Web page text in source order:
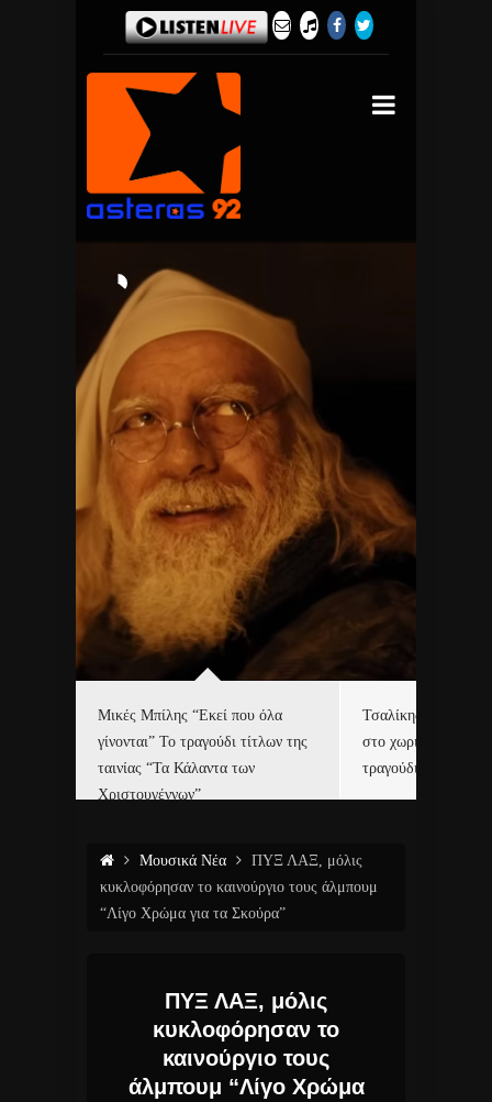
Μικές Μπίλης “Εκεί που όλα
γίνονται” Το τραγούδι τίτλων της
ταινίας “Τα Κάλαντα των
Χριστουγέννων”
Τσαλίκης,
στο χωριό του Άι
τραγούδι και video
Μουσικά Νέα
ΠΥΞ ΛΑΞ, μόλις
κυκλοφόρησαν το καινούργιο τους άλμπουμ
“Λίγο Χρώμα για τα Σκούρα”
ΠΥΞ ΛΑΞ, μόλις
κυκλοφόρησαν το
καινούργιο τους
άλμπουμ “Λίγο Χρώμα